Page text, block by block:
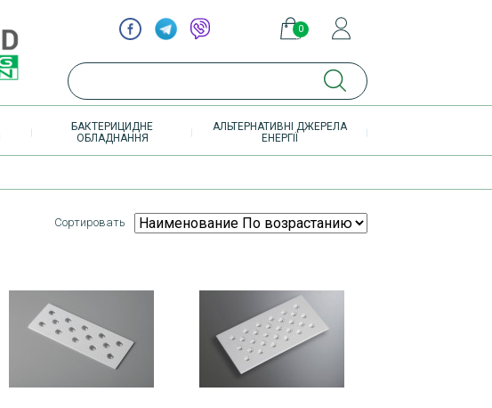
0
элементов
БАКТЕРИЦИДНЕ
ОБЛАДНАННЯ
АЛЬТЕРНАТИВНІ ДЖЕРЕЛА
ЕНЕРГІЇ
Сортировать